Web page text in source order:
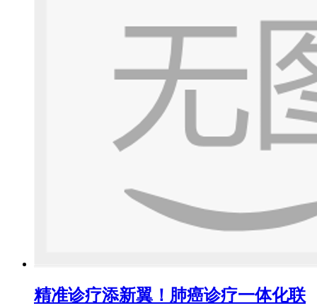
精准诊疗添新翼！肺癌诊疗一体化联